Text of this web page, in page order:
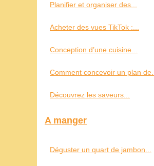
Planifier et organiser des...
Acheter des vues TikTok :...
Conception d’une cuisine...
Comment concevoir un plan de...
Découvrez les saveurs...
A manger
Déguster un quart de jambon...